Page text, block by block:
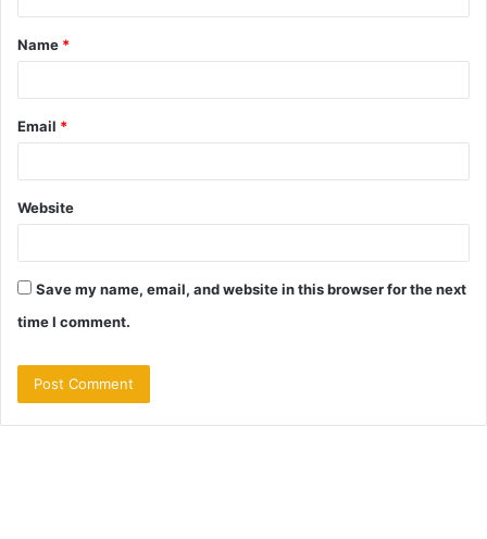
t
*
Name *
Email *
Website
Save my name, email, and website in this browser for the next
time I comment.